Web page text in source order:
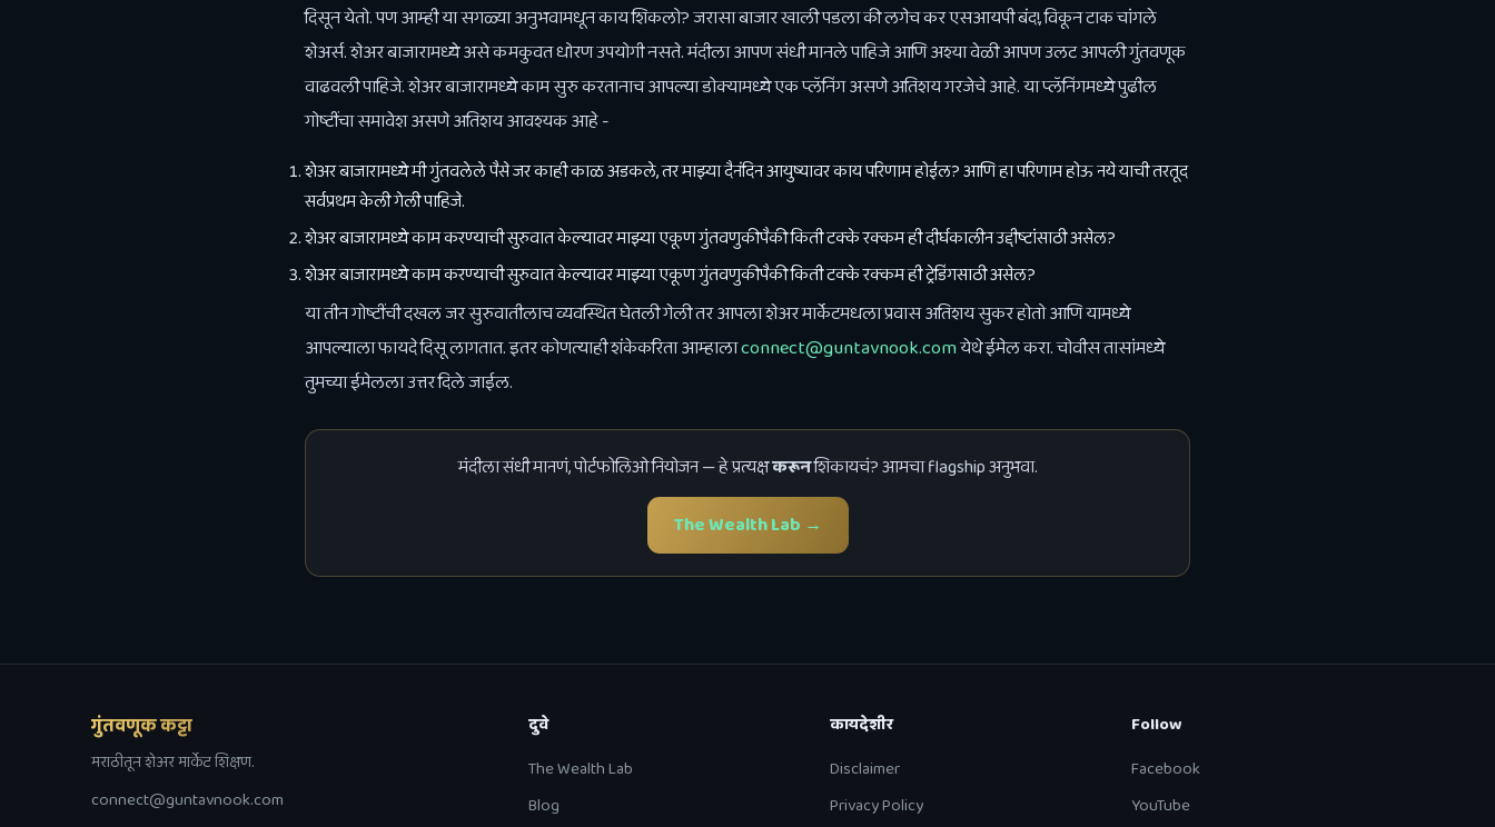
दिसून येतो. पण आम्ही या सगळ्या अनुभवामधून काय शिकलो? जरासा बाजार खाली पडला की लगेच कर एसआयपी बंद!, विकून टाक चांगले
शेअर्स. शेअर बाजारामध्ये असे कमकुवत धोरण उपयोगी नसते. मंदीला आपण संधी मानले पाहिजे आणि अश्या वेळी आपण उलट आपली गुंतवणूक
वाढवली पाहिजे. शेअर बाजारामध्ये काम सुरु करतानाच आपल्या डोक्यामध्ये एक प्लॅनिंग असणे अतिशय गरजेचे आहे. या प्लॅनिंगमध्ये पुढील
गोष्टींचा समावेश असणे अतिशय आवश्यक आहे -
शेअर बाजारामध्ये मी गुंतवलेले पैसे जर काही काळ अडकले, तर माझ्या दैनंदिन आयुष्यावर काय परिणाम होईल? आणि हा परिणाम होऊ नये याची तरतूद
सर्वप्रथम केली गेली पाहिजे.
शेअर बाजारामध्ये काम करण्याची सुरुवात केल्यावर माझ्या एकूण गुंतवणुकीपैकी किती टक्के रक्कम ही दीर्घकालीन उद्दीष्टांसाठी असेल?
शेअर बाजारामध्ये काम करण्याची सुरुवात केल्यावर माझ्या एकूण गुंतवणुकीपैकी किती टक्के रक्कम ही ट्रेडिंगसाठी असेल?
या तीन गोष्टींची दखल जर सुरुवातीलाच व्यवस्थित घेतली गेली तर आपला शेअर मार्केटमधला प्रवास अतिशय सुकर होतो आणि यामध्ये
आपल्याला फायदे दिसू लागतात. इतर कोणत्याही शंकेकरिता आम्हालाconnect@guntavnook.comयेथे ईमेल करा. चोवीस तासांमध्ये
तुमच्या ईमेलला उत्तर दिले जाईल.
मंदीला संधी मानणं, पोर्टफोलिओ नियोजन — हे प्रत्यक्षकरूनशिकायचं? आमचा flagship अनुभवा.
The Wealth Lab →
गुंतवणूक कट्टा
मराठीतून शेअर मार्केट शिक्षण.
connect@guntavnook.com
दुवे
The Wealth Lab
Blog
कायदेशीर
Disclaimer
Privacy Policy
Follow
Facebook
YouTube